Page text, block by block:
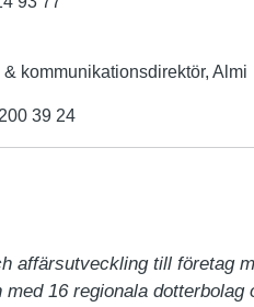
kommunikationsdirektör, Almi
39 24
affärsutveckling till företag
16 regionala